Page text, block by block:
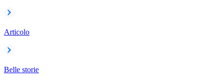
Articolo
Belle storie